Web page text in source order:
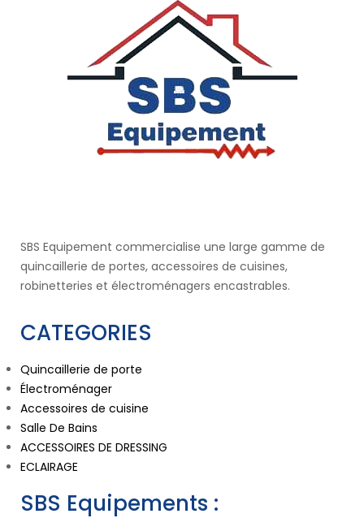
SBS Equipement commercialise une large gamme de
quincaillerie de portes, accessoires de cuisines,
robinetteries et électroménagers encastrables.
CATEGORIES
Quincaillerie de porte
Électroménager
Accessoires de cuisine
Salle De Bains
ACCESSOIRES DE DRESSING
ECLAIRAGE
SBS Equipements :